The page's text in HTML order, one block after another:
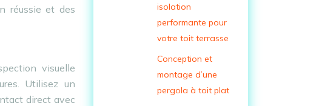
réussie et des
visuelle
Utilisez un
direct avec
isolation
performante pour
votre toit terrasse
Conception et
montage d’une
pergola à toit plat